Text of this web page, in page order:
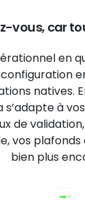
vous, car
en
natives.
s’adapte à
de
vos plafonds
bien plus